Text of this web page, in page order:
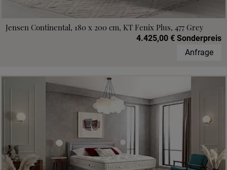
Jensen Continental, 180 x 200 cm, KT Fenix Plus, 477 Grey
4.425,00 € Sonderpreis
Anfrage